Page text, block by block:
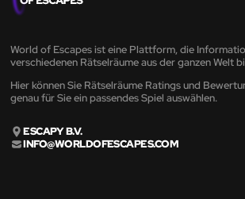
World of Escapes ist eine Plattform, die
verschiedenen Rätselräume aus der ganzen Welt
Hier können Sie Rätselräume Ratings und
genau für Sie ein passendes Spiel auswählen.
ESCAPY B.V.
INFO@WORLDOFESCAPES.COM